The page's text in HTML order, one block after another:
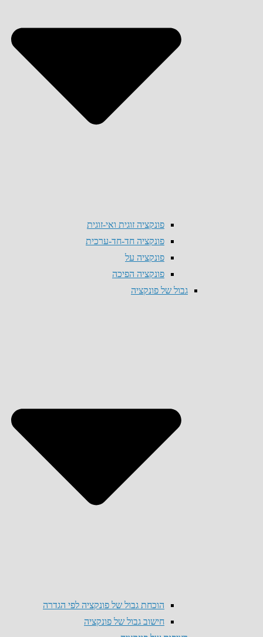
פונקציה זוגית ואי-זוגית
פונקציה חד-חד-ערכית
פונקציה על
פונקציה הפיכה
גבול של פונקציה
הוכחת גבול של פונקציה לפי הגדרה
חישוב גבול של פונקציה